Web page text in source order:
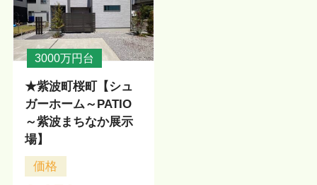
3000万円台
★紫波町桜町【シュ
ガーホーム～PATIO
～紫波まちなか展示
場】
価格